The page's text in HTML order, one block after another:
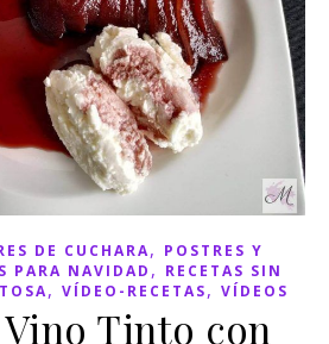
DE CUCHARA, POSTRES Y
PARA NAVIDAD , RECETAS SIN
, VÍDEO-RECETAS, VÍDEOS
Tinto con